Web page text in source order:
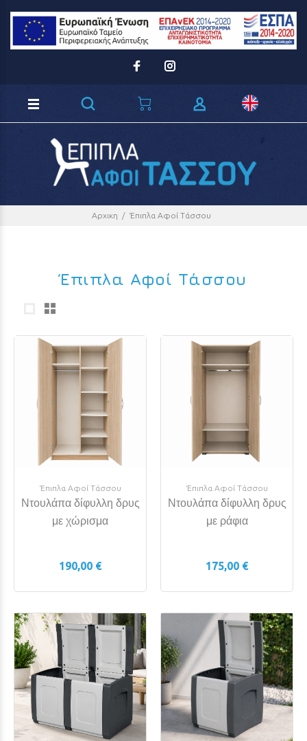
Αρχικη Έπιπλα Αφοί Τάσσου
Έπιπλα Αφοί Τάσσου
Έπιπλα Αφοί Τάσσου
Ντουλάπα δίφυλλη δρυς
με χώρισμα
190,00 €
Έπιπλα Αφοί Τάσσου
Ντουλάπα δίφυλλη δρυς
με ράφια
175,00 €